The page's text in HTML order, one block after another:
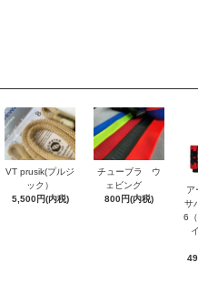
VT prusik(プルジ
ック）
5,500円(内税)
チューブラ ウ
ェビング
800円(内税)
ア
サ
6